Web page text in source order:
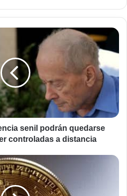
senil podrán quedarse
controladas a distancia